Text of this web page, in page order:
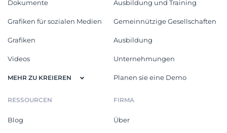
Dokumente
Grafiken für sozialen Medien
Grafiken
Videos
MEHR ZU KREIEREN
Ausbildung und Training
Gemeinnützige Gesellschaften
Ausbildung
Unternehmungen
Planen sie eine Demo
RESSOURCEN
Blog
FIRMA
Über